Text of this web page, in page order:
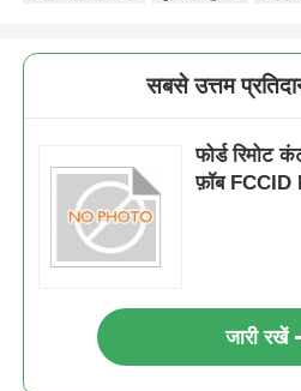
सबसे उत्तम
फोर्ड रिमोट
फ़ॉब FCCID
जारी रखें